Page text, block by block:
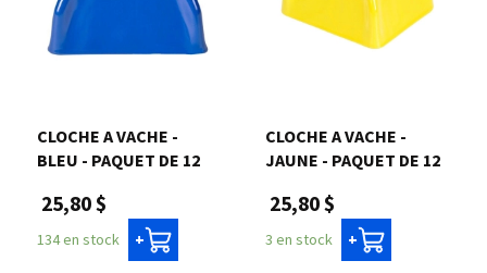
CLOCHE A VACHE -
BLEU - PAQUET DE 12
25,80 $
134 en stock +
CLOCHE A VACHE -
JAUNE - PAQUET DE 12
25,80 $
3 en stock +